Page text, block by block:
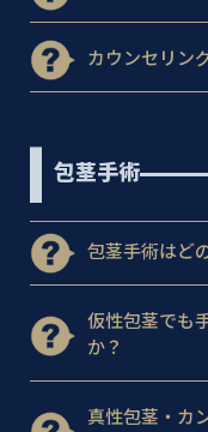
カウンセリン
包茎手術
包茎手術はど
仮性包茎でも
か？
真性包茎・カ